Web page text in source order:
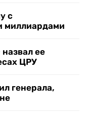
с
миллиардами
ее
ЦРУ
генерала,